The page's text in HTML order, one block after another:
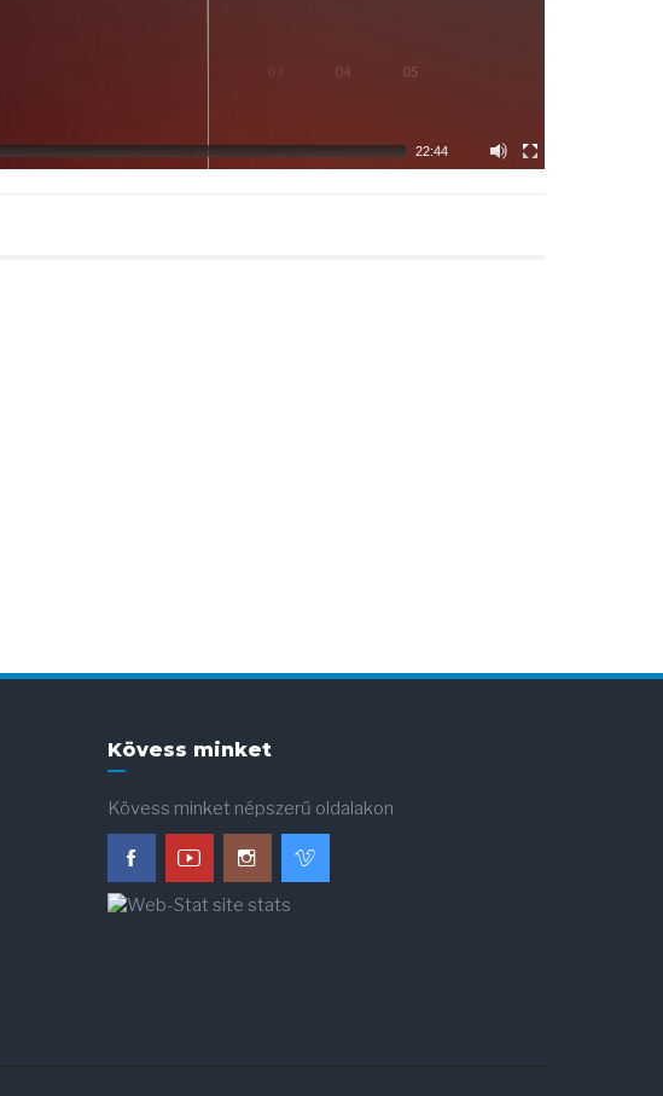
22:44
Kövess minket
Kövess minket népszerű oldalakon